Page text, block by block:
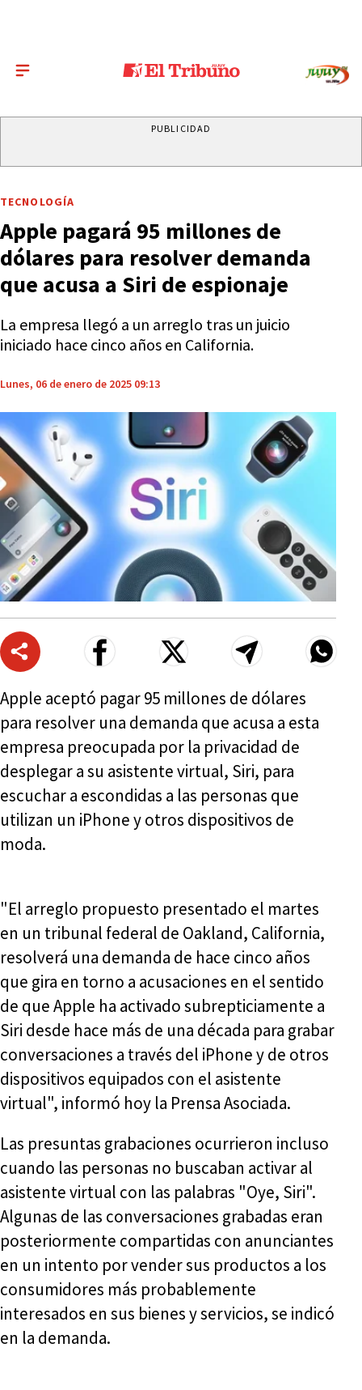
PUBLICIDAD
TECNOLOGÍA
Apple pagará 95 millones de
dólares para resolver demanda
que acusa a Siri de espionaje
La empresa llegó a un arreglo tras un juicio
iniciado hace cinco años en California.
Lunes, 06 de enero de 2025 09:13
Apple aceptó pagar 95 millones de dólares
para resolver una demanda que acusa a esta
empresa preocupada por la privacidad de
desplegar a su asistente virtual, Siri, para
escuchar a escondidas a las personas que
utilizan un iPhone y otros dispositivos de
moda.
"El arreglo propuesto presentado el martes
en un tribunal federal de Oakland, California,
resolverá una demanda de hace cinco años
que gira en torno a acusaciones en el sentido
de que Apple ha activado subrepticiamente a
Siri desde hace más de una década para grabar
conversaciones a través del iPhone y de otros
dispositivos equipados con el asistente
virtual", informó hoy la Prensa Asociada.
Las presuntas grabaciones ocurrieron incluso
cuando las personas no buscaban activar al
asistente virtual con las palabras "Oye, Siri".
Algunas de las conversaciones grabadas eran
posteriormente compartidas con anunciantes
en un intento por vender sus productos a los
consumidores más probablemente
interesados en sus bienes y servicios, se indicó
en la demanda.